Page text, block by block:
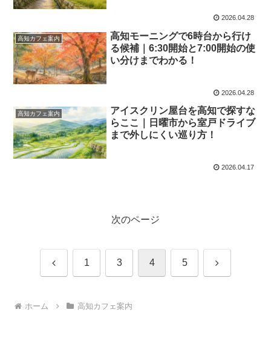
2026.04.28
高知カフェ案内
高知モーニングで6時台から行け
る候補｜6:30開始と7:00開始の使
い分けまでわかる！
2026.04.28
高知カフェ案内
アイスクリン屋台を高知で探すな
らここ｜日曜市から室戸ドライブ
まで外しにくい巡り方！
2026.04.17
次のページ
前 1 3 4 5 次
ホーム 高知カフェ案内